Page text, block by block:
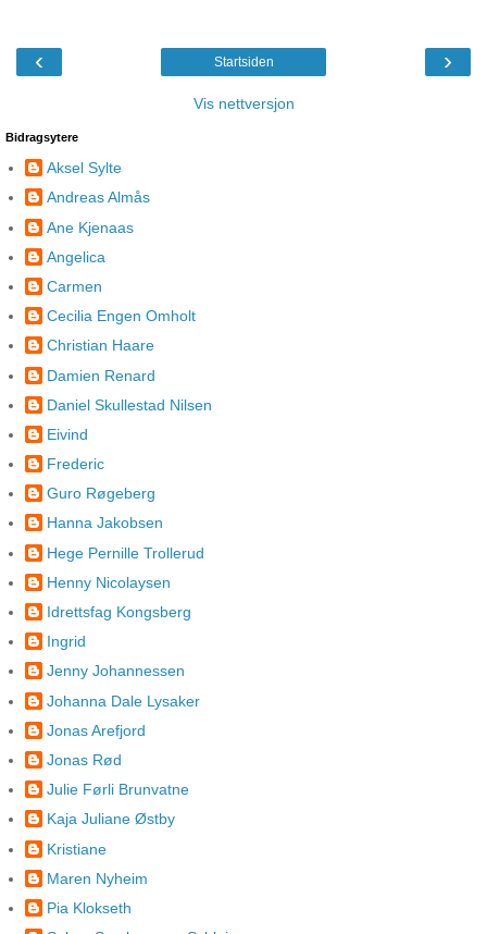
‹ ›
Startsiden
Vis nettversjon
Bidragsytere
Aksel Sylte
Andreas Almås
Ane Kjenaas
Angelica
Carmen
Cecilia Engen Omholt
Christian Haare
Damien Renard
Daniel Skullestad Nilsen
Eivind
Frederic
Guro Røgeberg
Hanna Jakobsen
Hege Pernille Trollerud
Henny Nicolaysen
Idrettsfag Kongsberg
Ingrid
Jenny Johannessen
Johanna Dale Lysaker
Jonas Arefjord
Jonas Rød
Julie Førli Brunvatne
Kaja Juliane Østby
Kristiane
Maren Nyheim
Pia Klokseth